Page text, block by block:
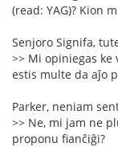
(read: YAG)? Kion
Senjoro Signifa,
>> Mi opiniegas
estis multe da aĵo
Parker, neniam
>> Ne, mi jam ne
proponu fianĉiĝi?